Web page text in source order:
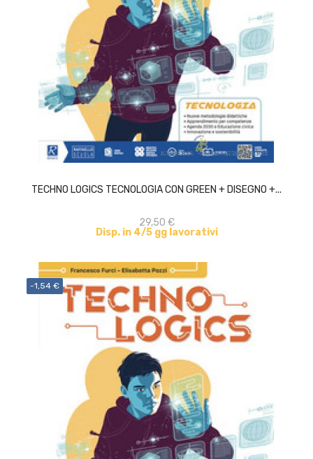
TECHNO LOGICS TECNOLOGIA CON GREEN + DISEGNO +...
29,50 €
Disp. in 4/5 gg lavorativi
ACQUISTA
-1,54 €